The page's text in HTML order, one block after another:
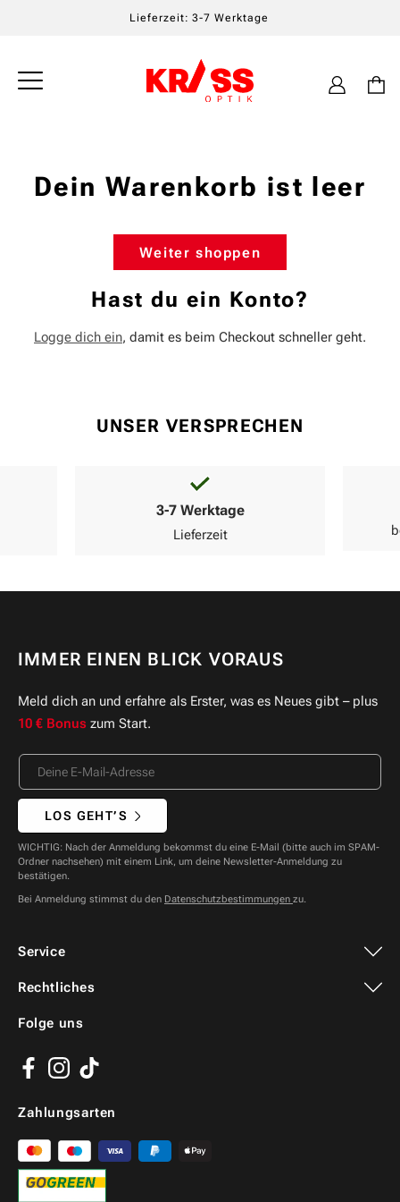
Lieferzeit: 3-7 Werktage
Einloggen
Dein Warenkorb ist leer
Weiter shoppen
Hast du ein Konto?
Logge dich ein, damit es beim Checkout schneller geht.
UNSER VERSPRECHEN
3-7 Werktage
Lieferzeit
Service
Folge uns
Facebook
Instagram
TikTok
Zahlungsarten
Rechtliches
IMMER EINEN BLICK VORAUS
Meld dich an und erfahre als Erster, was es Neues gibt – plus
10 € Bonus zum Start.
LOS GEHT’S
WICHTIG: Nach der Anmeldung bekommst du eine E-Mail (bitte auch im SPAM-
Ordner nachsehen) mit einem Link, um deine Newsletter-Anmeldung zu
bestätigen.
Bei Anmeldung stimmst du den Datenschutzbestimmungen zu.